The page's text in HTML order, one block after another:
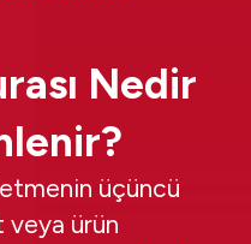
Nedir
üçüncü
veya ürün